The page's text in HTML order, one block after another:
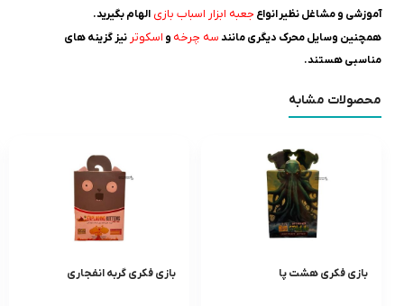
آموزشی و مشاغل نظیرانواع جعبه ابزار اسباب بازی الهام بگیرید.
همچنین وسایل محرک دیگری مانندسه چرخه و اسکوتر نیز گزینه های
مناسبی هستند.
محصولات مشابه
بازی فکری هشت پا بازی فکری گربه انفجاری